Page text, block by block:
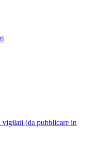
(da pubblicare in